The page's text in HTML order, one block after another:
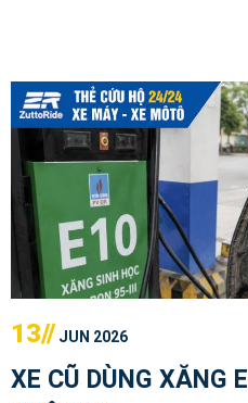
13// JUN 2026
XE CŨ DÙNG XĂNG